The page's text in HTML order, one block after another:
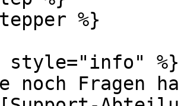
%}
style="info" %}
noch Fragen